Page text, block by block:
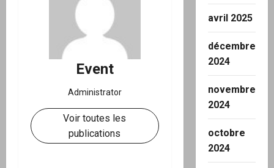
Event
Administrator
Voir toutes les
publications
avril 2025
décembre
2024
novembre
2024
octobre
2024